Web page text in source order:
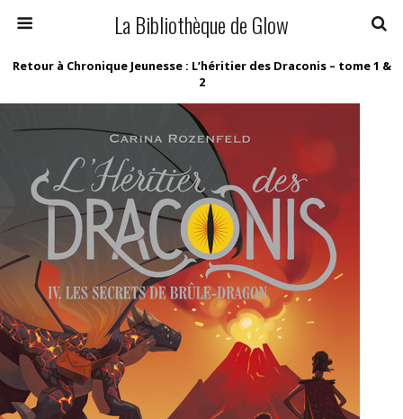
La Bibliothèque de Glow
Retour à Chronique Jeunesse : L’héritier des Draconis – tome 1 &
2